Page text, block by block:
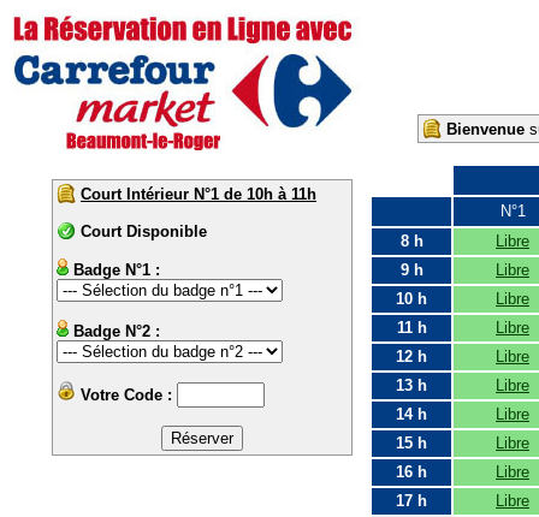
Bienvenue
Court Intérieur N°1 de 10h à 11h
Court Disponible
Badge N°1 :
Badge N°2 :
Votre Code :
N°1
8 h
Libre
9 h
Libre
10 h
Libre
11 h
Libre
12 h
Libre
13 h
Libre
14 h
Libre
15 h
Libre
16 h
Libre
17 h
Libre